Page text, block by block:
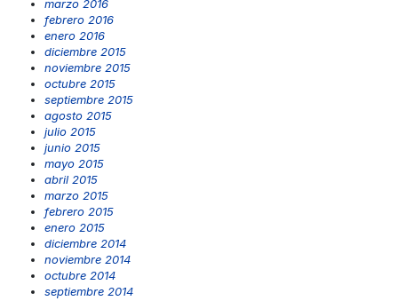
marzo 2016
febrero 2016
enero 2016
diciembre 2015
noviembre 2015
octubre 2015
septiembre 2015
agosto 2015
julio 2015
junio 2015
mayo 2015
abril 2015
marzo 2015
febrero 2015
enero 2015
diciembre 2014
noviembre 2014
octubre 2014
septiembre 2014